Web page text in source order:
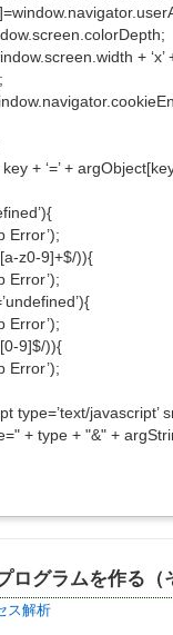
+ ‘x’
+ ‘=’ +
Error’);
z0-9]+$/)){
Error’);
Error’);
9]$/)){
Error’);
type=’text/javascript’
+ type + "&" +
ログラムを作る（
ス解析